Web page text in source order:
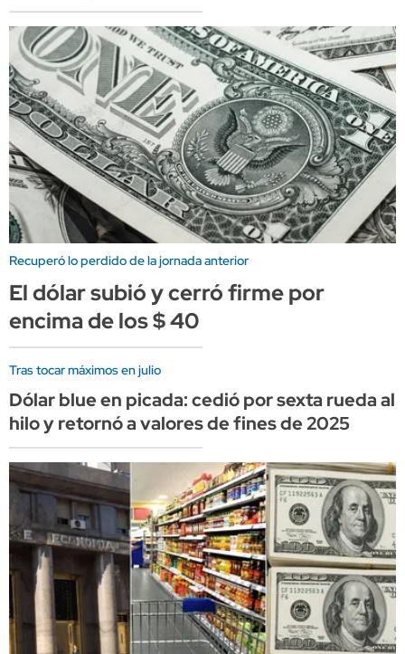
Recuperó lo perdido de la jornada anterior
El dólar subió y cerró firme por
encima de los $ 40
Tras tocar máximos en julio
Dólar blue en picada: cedió por sexta rueda al
hilo y retornó a valores de fines de 2025